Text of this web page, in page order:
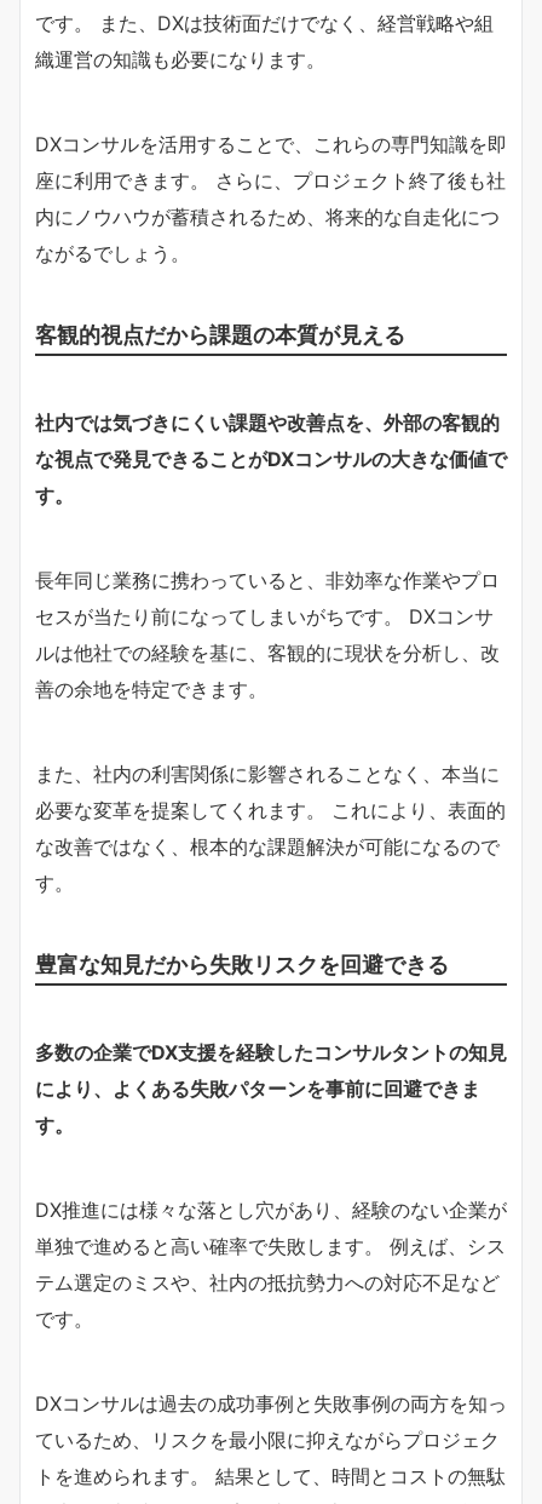
です。 また、DXは技術面だけでなく、経営戦略や組
織運営の知識も必要になります。
DXコンサルを活用することで、これらの専門知識を即
座に利用できます。 さらに、プロジェクト終了後も社
内にノウハウが蓄積されるため、将来的な自走化につ
ながるでしょう。
客観的視点だから課題の本質が見える
社内では気づきにくい課題や改善点を、外部の客観的
な視点で発見できることがDXコンサルの大きな価値で
す。
長年同じ業務に携わっていると、非効率な作業やプロ
セスが当たり前になってしまいがちです。 DXコンサ
ルは他社での経験を基に、客観的に現状を分析し、改
善の余地を特定できます。
また、社内の利害関係に影響されることなく、本当に
必要な変革を提案してくれます。 これにより、表面的
な改善ではなく、根本的な課題解決が可能になるので
す。
豊富な知見だから失敗リスクを回避できる
多数の企業でDX支援を経験したコンサルタントの知見
により、よくある失敗パターンを事前に回避できま
す。
DX推進には様々な落とし穴があり、経験のない企業が
単独で進めると高い確率で失敗します。 例えば、シス
テム選定のミスや、社内の抵抗勢力への対応不足など
です。
DXコンサルは過去の成功事例と失敗事例の両方を知っ
ているため、リスクを最小限に抑えながらプロジェク
トを進められます。 結果として、時間とコストの無駄